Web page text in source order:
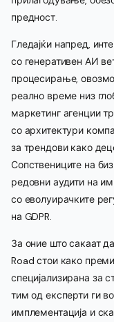
предност.
Гледајќи напред,
со генеративен АИ
процесирање,
реално време низ
маркетинг агенции
со архитектури
за трендови како
Сопствениците на
редовни аудити на
со еволуирачките
на GDPR.
За оние што сакаат
Road стои како
специјализирана за
тим од експерти ги
имплементација и